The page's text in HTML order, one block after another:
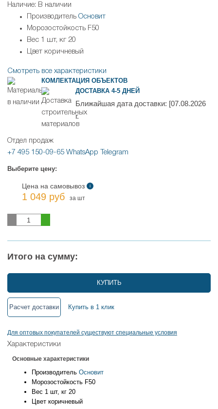
Наличие: В наличии
Производитель Основит
Морозостойкость F50
Вес 1 шт, кг 20
Цвет коричневый
Смотреть все характеристики
КОМЛЕКТАЦИЯ ОБЪЕКТОВ
ДОСТАВКА 4-5 ДНЕЙ
Ближайшая дата доставки: [07.08.2026
г.
Отдел продаж
+7 495 150-09-65 WhatsApp Telegram
Выберите цену:
Цена на самовывоз i
1 049 руб за шт
Итого на сумму:
КУПИТЬ
Расчет доставки Купить в 1 клик
Для оптовых покупателей существуют специальные условия
Характеристики
Основные характеристики
Производитель Основит
Морозостойкость F50
Вес 1 шт, кг 20
Цвет коричневый